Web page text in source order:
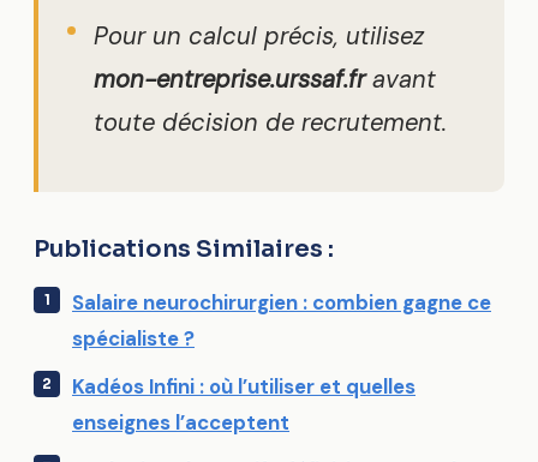
Pour un calcul précis, utilisez
mon-entreprise.urssaf.fravant
toute décision de recrutement.
Publications Similaires :
Salaire neurochirurgien : combien gagne ce
spécialiste ?
Kadéos Infini : où l’utiliser et quelles
enseignes l’acceptent